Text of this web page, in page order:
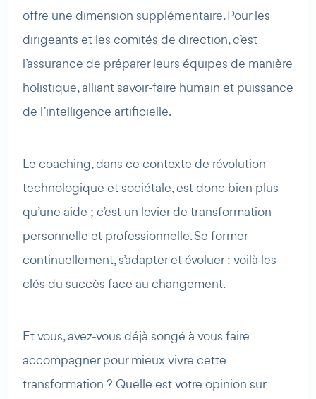
offre une dimension supplémentaire. Pour les
dirigeants et les comités de direction, c’est
l’assurance de préparer leurs équipes de manière
holistique, alliant savoir-faire humain et puissance
de l’intelligence artificielle.
Le coaching, dans ce contexte de révolution
technologique et sociétale, est donc bien plus
qu’une aide ; c’est un levier de transformation
personnelle et professionnelle. Se former
continuellement, s’adapter et évoluer : voilà les
clés du succès face au changement.
Et vous, avez-vous déjà songé à vous faire
accompagner pour mieux vivre cette
transformation ? Quelle est votre opinion sur